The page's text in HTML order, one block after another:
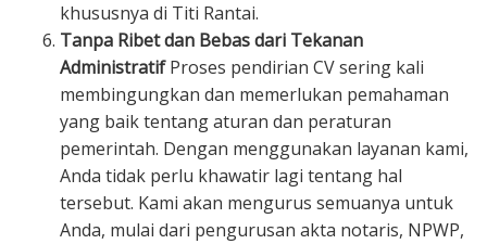
khususnya di Titi Rantai.
Tanpa Ribet dan Bebas dari Tekanan
AdministratifProses pendirian CV sering kali
membingungkan dan memerlukan pemahaman
yang baik tentang aturan dan peraturan
pemerintah. Dengan menggunakan layanan kami,
Anda tidak perlu khawatir lagi tentang hal
tersebut. Kami akan mengurus semuanya untuk
Anda, mulai dari pengurusan akta notaris, NPWP,